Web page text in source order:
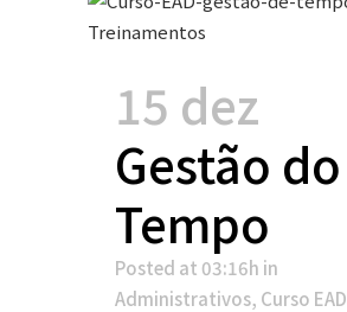
15 dez
Gestão do
Tempo
Posted at 03:16h in
Administrativos, Curso EAD